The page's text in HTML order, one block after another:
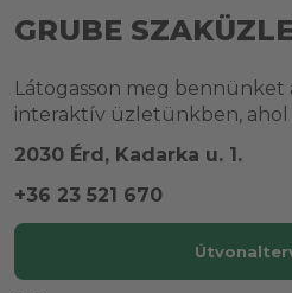
GRUBE
Látogasson meg bennünket
interaktív üzletünkben,
2030 Érd, Kadarka u. 1.
+36 23 521 670